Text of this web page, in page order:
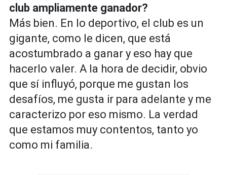
club ampliamente ganador?
Más bien. En lo deportivo, el club es un
gigante, como le dicen, que está
acostumbrado a ganar y eso hay que
hacerlo valer. A la hora de decidir, obvio
que sí influyó, porque me gustan los
desafíos, me gusta ir para adelante y me
caracterizo por eso mismo. La verdad
que estamos muy contentos, tanto yo
como mi familia.